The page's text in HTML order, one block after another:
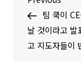
탐
r
e
v
팀 쿡이
날 것이라고 발
고 지도자들이